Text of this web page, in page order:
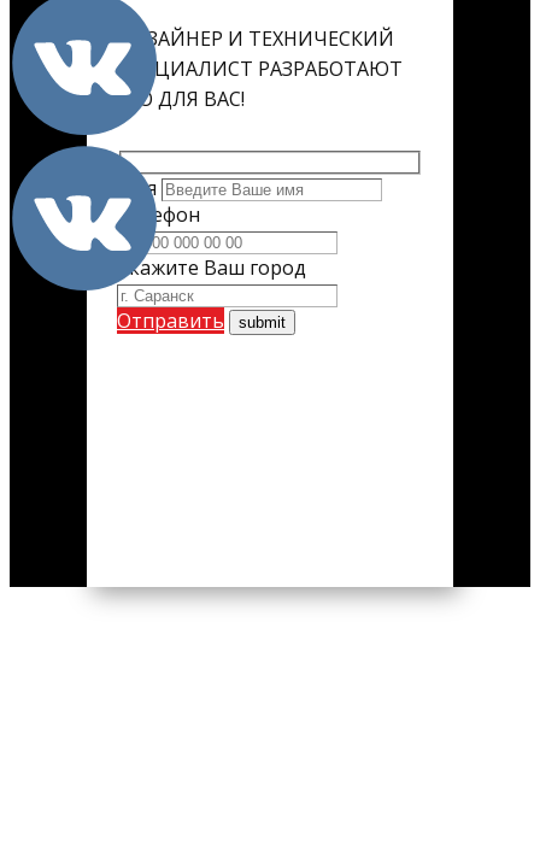
ДИЗАЙНЕР И ТЕХНИЧЕСКИЙ
СПЕЦИАЛИСТ РАЗРАБОТАЮТ
ЕГО ДЛЯ ВАС!
Имя
Телефон
Укажите Ваш город
Отправить